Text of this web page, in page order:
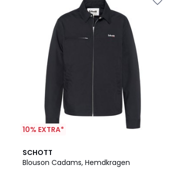
10% EXTRA*
SCHOTT
Blouson Cadams, Hemdkragen